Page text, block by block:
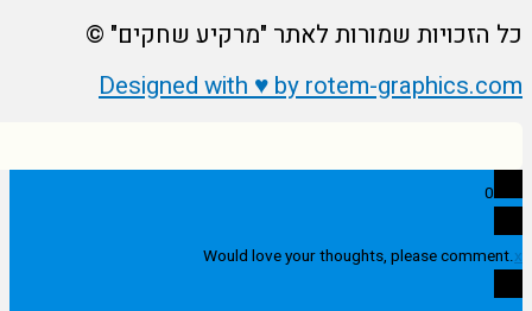
שמורות לאתר "מרקיע שחקים" ©
Designed with ♥ by rotem-
Would love your thoughts, please